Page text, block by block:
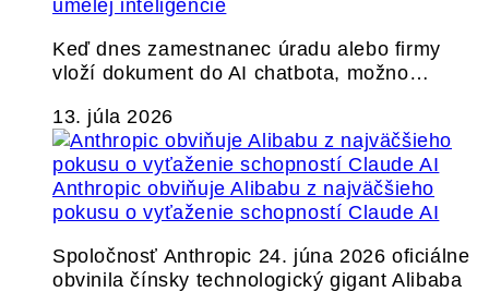
umelej inteligencie
Keď dnes zamestnanec úradu alebo firmy
vloží dokument do AI chatbota, možno…
13. júla 2026
Anthropic obviňuje Alibabu z najväčšieho
pokusu o vyťaženie schopností Claude AI
Spoločnosť Anthropic 24. júna 2026 oficiálne
obvinila čínsky technologický gigant Alibaba